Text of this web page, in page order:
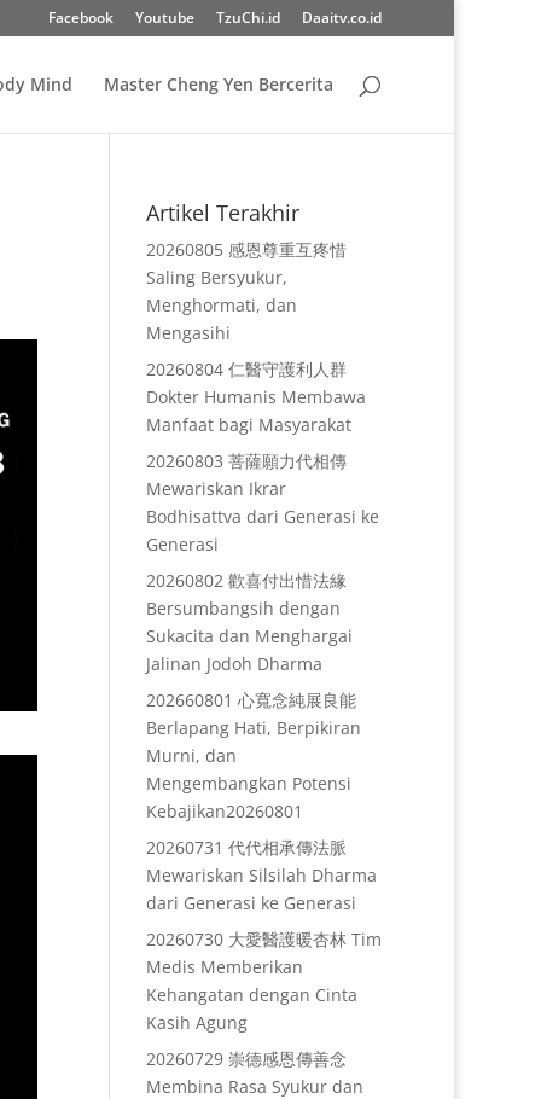
Facebook Youtube TzuChi.id Daaitv.co.id
Mind Master Cheng Yen Bercerita
Artikel Terakhir
20260805 感恩尊重互疼惜
Saling Bersyukur,
Menghormati, dan
Mengasihi
20260804 仁醫守護利人群
Dokter Humanis Membawa
Manfaat bagi Masyarakat
20260803 菩薩願力代相傳
Mewariskan Ikrar
Bodhisattva dari Generasi ke
Generasi
20260802 歡喜付出惜法緣
Bersumbangsih dengan
Sukacita dan Menghargai
Jalinan Jodoh Dharma
202660801 心寬念純展良能
Berlapang Hati, Berpikiran
Murni, dan
Mengembangkan Potensi
Kebajikan20260801
20260731 代代相承傳法脈
Mewariskan Silsilah Dharma
dari Generasi ke Generasi
20260730 大愛醫護暖杏林 Tim
Medis Memberikan
Kehangatan dengan Cinta
Kasih Agung
20260729 崇德感恩傳善念
Membina Rasa Syukur dan